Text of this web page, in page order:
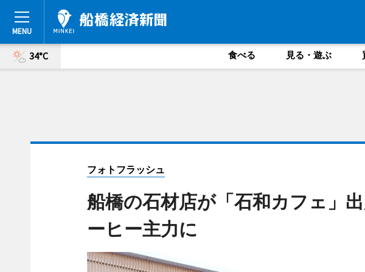
34°C 食べる 見る・遊ぶ
フォトフラッシュ
船橋の石材店が「石和カフェ」
ーヒー主力に